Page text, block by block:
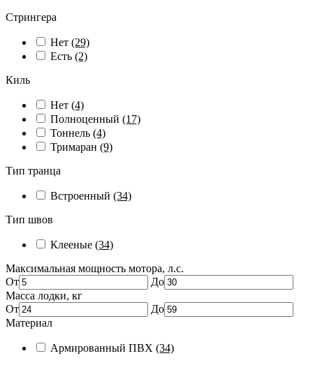
Стрингера
Нет (29)
Есть (2)
Киль
Нет (4)
Полноценный (17)
Тоннель (4)
Тримаран (9)
Тип транца
Встроенный (34)
Тип швов
Клееные (34)
Максимальная мощность мотора, л.с.
От
До
Масса лодки, кг
От
До
Материал
Армированный ПВХ (34)